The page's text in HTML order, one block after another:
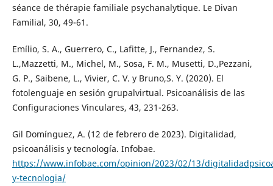
séance de thérapie familiale psychanalytique. Le Divan
Familial, 30, 49-61.
Emílio, S. A., Guerrero, C., Lafitte, J., Fernandez, S.
L.,Mazzetti, M., Michel, M., Sosa, F. M., Musetti, D.,Pezzani,
G. P., Saibene, L., Vivier, C. V. y Bruno,S. Y. (2020). El
fotolenguaje en sesión grupalvirtual. Psicoanálisis de las
Configuraciones Vinculares, 43, 231-263.
Gil Domínguez, A. (12 de febrero de 2023). Digitalidad,
psicoanálisis y tecnología. Infobae.
https://www.infobae.com/opinion/2023/02/13/
y-tecnologia/